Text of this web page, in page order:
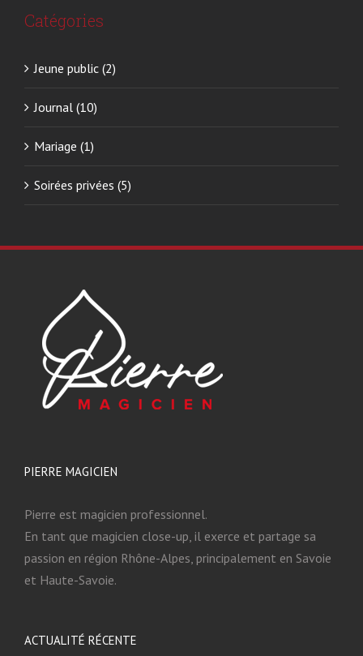
Catégories
Jeune public (2)
Journal (10)
Mariage (1)
Soirées privées (5)
PIERRE MAGICIEN
Pierre est magicien professionnel.
En tant que magicien close-up, il exerce et partage sa
passion en région Rhône-Alpes, principalement en Savoie
et Haute-Savoie.
ACTUALITÉ RÉCENTE